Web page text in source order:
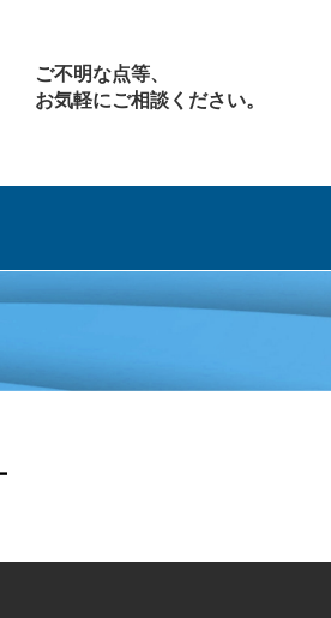
ご不明な点等、
お気軽にご相談ください。